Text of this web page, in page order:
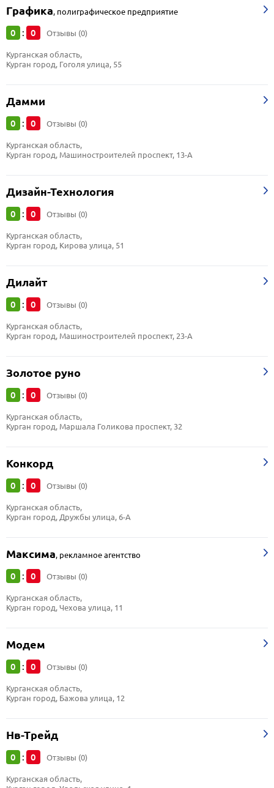
Графика, полиграфическое предприятие
0 : 0 Отзывы (0)
Курганская область,
Курган город, Гоголя улица, 55
Дамми
0 : 0 Отзывы (0)
Курганская область,
Курган город, Машиностроителей проспект, 13-А
Дизайн-Технология
0 : 0 Отзывы (0)
Курганская область,
Курган город, Кирова улица, 51
Дилайт
0 : 0 Отзывы (0)
Курганская область,
Курган город, Машиностроителей проспект, 23-А
Золотое руно
0 : 0 Отзывы (0)
Курганская область,
Курган город, Маршала Голикова проспект, 32
Конкорд
0 : 0 Отзывы (0)
Курганская область,
Курган город, Дружбы улица, 6-А
Максима, рекламное агентство
0 : 0 Отзывы (0)
Курганская область,
Курган город, Чехова улица, 11
Модем
0 : 0 Отзывы (0)
Курганская область,
Курган город, Бажова улица, 12
Нв-Трейд
0 : 0 Отзывы (0)
Курганская область,